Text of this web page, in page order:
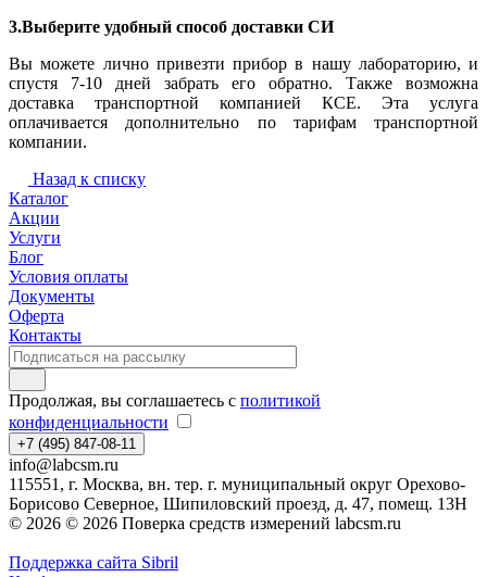
3.Выберите удобный способ доставки СИ
Вы можете лично привезти прибор в нашу лабораторию, и
спустя 7-10 дней забрать его обратно. Также возможна
доставка транспортной компанией КСЕ. Эта услуга
оплачивается дополнительно по тарифам транспортной
компании.
Назад к списку
Каталог
Акции
Услуги
Блог
Условия оплаты
Документы
Оферта
Контакты
Продолжая, вы соглашаетесь с политикой
конфиденциальности
+7 (495) 847-08-11
info@labcsm.ru
115551, г. Москва, вн. тер. г. муниципальный округ Орехово-
Борисово Северное, Шипиловский проезд, д. 47, помещ. 13Н
© 2026 © 2026 Поверка средств измерений labcsm.ru
Поддержка сайта Sibril